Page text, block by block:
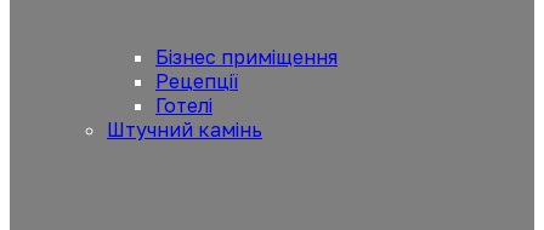
Бізнес приміщення
Рецепції
Готелі
Штучний камінь